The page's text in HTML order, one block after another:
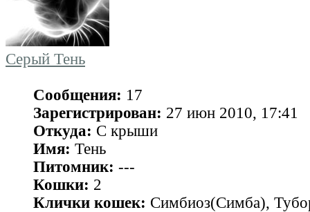
Серый Тень
Сообщения: 17
Зарегистрирован: 27 июн 2010, 17:41
Откуда: С крыши
Имя: Тень
Питомник: ---
Кошки: 2
Клички кошек: Симбиоз(Симба),